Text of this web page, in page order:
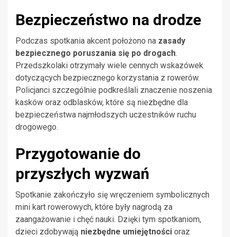
Bezpieczeństwo na drodze
Podczas spotkania akcent położono na zasady
bezpiecznego poruszania się po drogach.
Przedszkolaki otrzymały wiele cennych wskazówek
dotyczących bezpiecznego korzystania z rowerów.
Policjanci szczególnie podkreślali znaczenie noszenia
kasków oraz odblasków, które są niezbędne dla
bezpieczeństwa najmłodszych uczestników ruchu
drogowego.
Przygotowanie do
przyszłych wyzwań
Spotkanie zakończyło się wręczeniem symbolicznych
mini kart rowerowych, które były nagrodą za
zaangażowanie i chęć nauki. Dzięki tym spotkaniom,
dzieci zdobywają niezbędne umiejętności oraz